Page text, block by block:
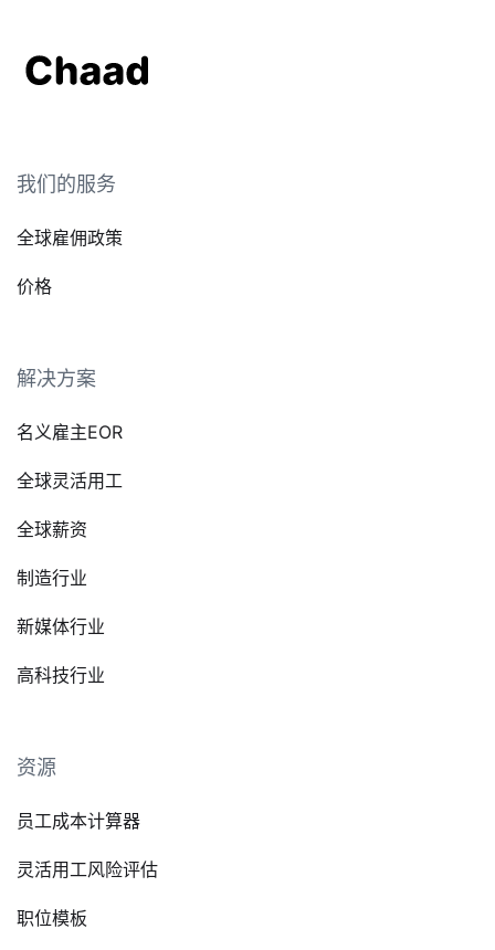
我们的服务
全球雇佣政策
价格
解决方案
名义雇主EOR
全球灵活用工
全球薪资
制造行业
新媒体行业
高科技行业
资源
员工成本计算器
灵活用工风险评估
职位模板